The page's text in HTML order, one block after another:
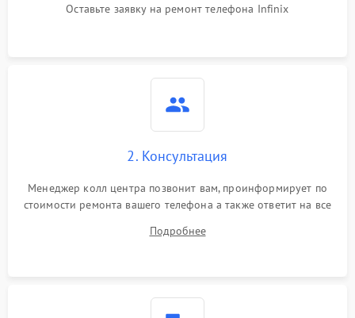
Оставьте заявку на ремонт телефона Infinix
2. Консультация
Менеджер колл центра позвонит вам, проинформирует по
стоимости ремонта вашего телефона а также ответит на все
Подробнее